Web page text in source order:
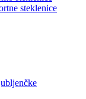
steklenice